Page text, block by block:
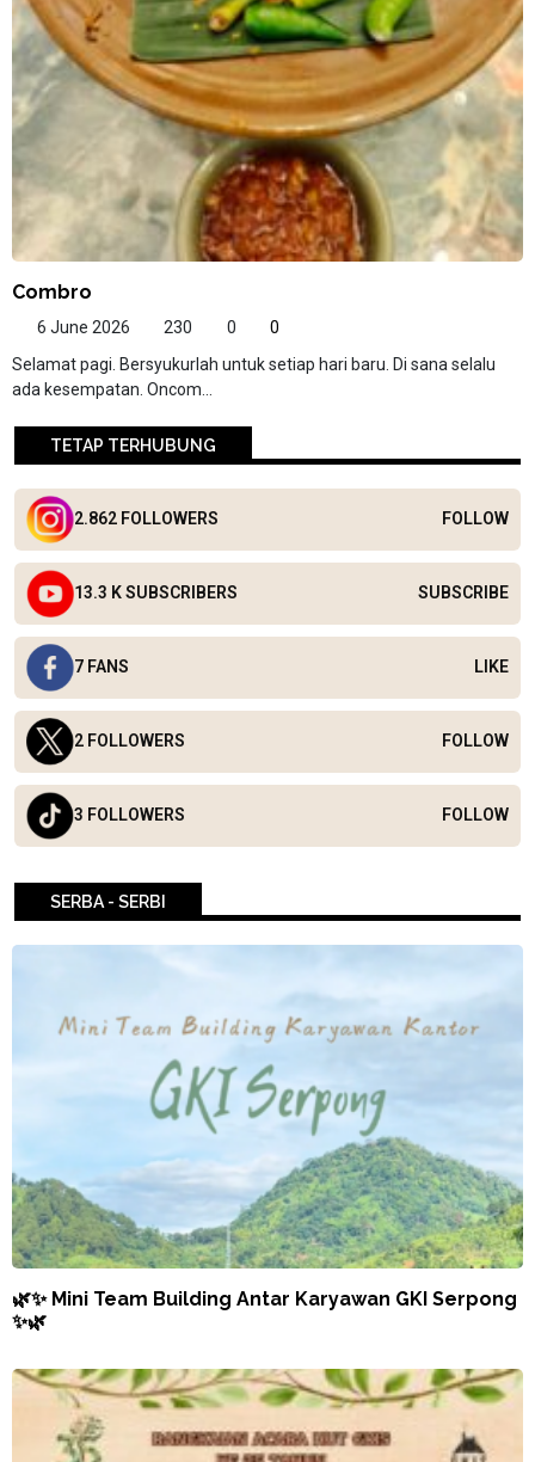
Combro
6 June 2026 230 0
0
Selamat pagi. Bersyukurlah untuk setiap hari baru. Di sana selalu
ada kesempatan. Oncom...
TETAP TERHUBUNG
2.862 FOLLOWERS FOLLOW
13.3 K SUBSCRIBERS SUBSCRIBE
7 FANS LIKE
2 FOLLOWERS FOLLOW
3 FOLLOWERS FOLLOW
SERBA - SERBI
🌿✨ Mini Team Building Antar Karyawan GKI Serpong
✨🌿